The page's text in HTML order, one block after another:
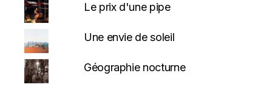
Le prix d'une pipe
Une envie de soleil
Géographie nocturne